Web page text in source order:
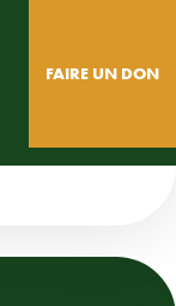
FAIRE UN DON